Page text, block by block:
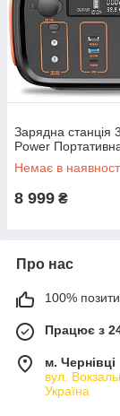
Зарядна станція
Power
Немає в
8 999 ₴
Про нас
100%
Працює з
м. Чернівці
вул.
Україна